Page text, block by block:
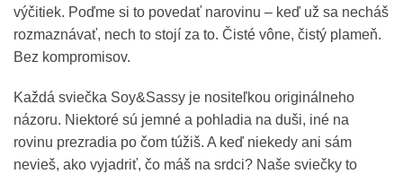
výčitiek. Poďme si to povedať narovinu – keď už sa necháš
rozmaznávať, nech to stojí za to. Čisté vône, čistý plameň.
Bez kompromisov.
Každá sviečka Soy&Sassy je nositeľkou originálneho
názoru. Niektoré sú jemné a pohladia na duši, iné na
rovinu prezradia po čom túžiš. A keď niekedy ani sám
nevieš, ako vyjadriť, čo máš na srdci? Naše sviečky to